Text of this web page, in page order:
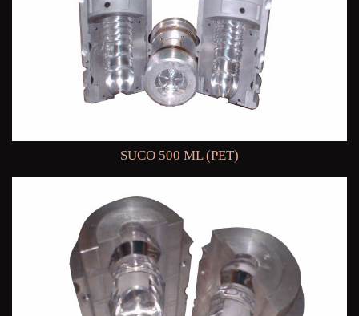
SUCO 500 ML (PET)